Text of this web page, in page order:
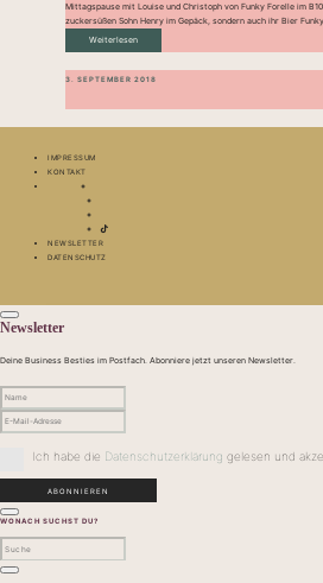
Mittagspause mit Louise und Christoph von Funky Forelle im
zuckersüßen Sohn Henry im Gepäck, sondern auch ihr Bier
Weiterlesen
3. SEPTEMBER 2018
IMPRESSUM
KONTAKT
NEWSLETTER
DATENSCHUTZ
Newsletter
Deine Business Besties im Postfach. Abonniere jetzt unseren Newsletter.
Ich habe die Datenschutzerklärung gelesen und
WONACH SUCHST DU?